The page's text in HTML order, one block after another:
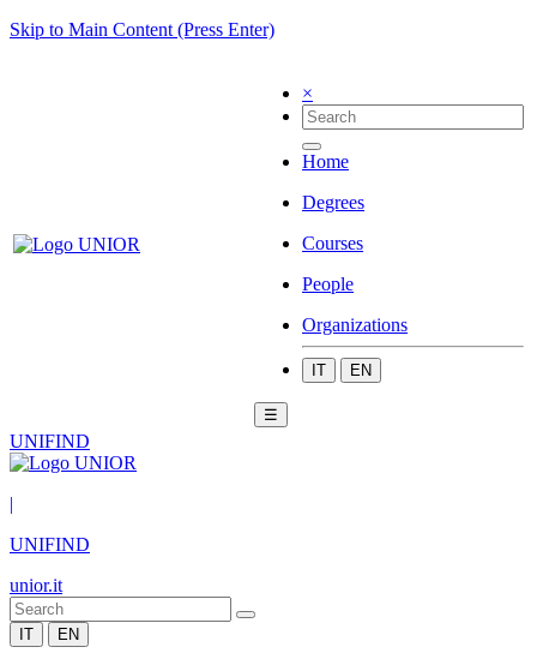
Skip to Main Content (Press Enter)
×
Home
Degrees
Courses
People
Organizations
IT EN
☰
UNIFIND
|
UNIFIND
unior.it
IT EN